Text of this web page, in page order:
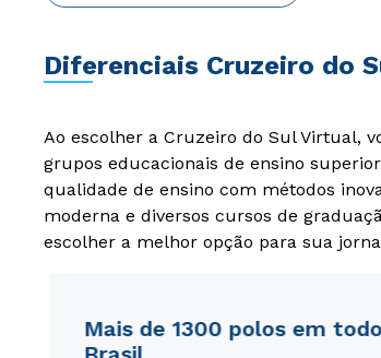
Diferenciais Cruzeiro do
Ao escolher a Cruzeiro do Sul Virtual,
grupos educacionais de ensino
qualidade de ensino com métodos
moderna e diversos cursos de
escolher a melhor opção para sua
Mais de 1300 polos em